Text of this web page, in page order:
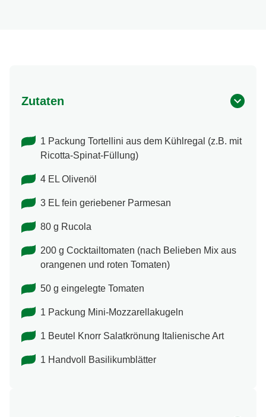
Zutaten
1 Packung Tortellini aus dem Kühlregal (z.B. mit
Ricotta-Spinat-Füllung)
4 EL Olivenöl
3 EL fein geriebener Parmesan
80 g Rucola
200 g Cocktailtomaten (nach Belieben Mix aus
orangenen und roten Tomaten)
50 g eingelegte Tomaten
1 Packung Mini-Mozzarellakugeln
1 Beutel Knorr Salatkrönung Italienische Art
1 Handvoll Basilikumblätter